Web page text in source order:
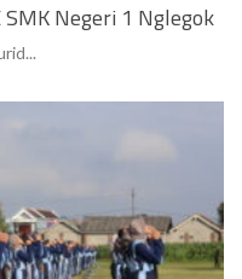
Negeri 1 Nglegok